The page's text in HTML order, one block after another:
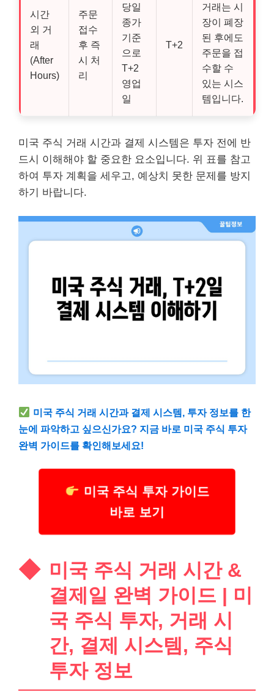
시간
외 거
래
(After
Hours)
주문
접수
후 즉
시 처
리
당일
종가
기준
으로
T+2
영업
일
T+2
거래는 시
장이 폐장
된 후에도
주문을 접
수할 수
있는 시스
템입니다.
미국 주식 거래 시간과 결제 시스템은 투자 전에 반
드시 이해해야 할 중요한 요소입니다. 위 표를 참고
하여 투자 계획을 세우고, 예상치 못한 문제를 방지
하기 바랍니다.
미국 주식 거래 시간과 결제 시스템, 투자 정보를 한
눈에 파악하고 싶으신가요? 지금 바로 미국 주식 투자
완벽 가이드를 확인해보세요!
미국 주식 투자 가이드
바로 보기
미국 주식 거래 시간 &
결제일 완벽 가이드 | 미
국 주식 투자, 거래 시
간, 결제 시스템, 주식
투자 정보